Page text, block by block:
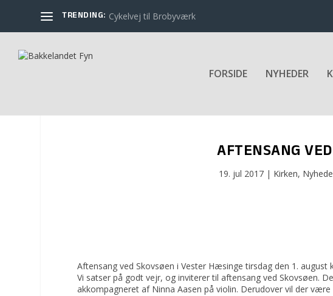
TRENDING: Cykelvej til Brobyværk
FORSIDE NYHEDER
AFTENSANG
19. jul 2017| Kirken,
Aftensang ved Skovsøen i Vester Hæsinge tirsdag den 1. august
Vi satser på godt vejr, og inviterer til aftensang ved Skovsøen.
akkompagneret af Ninna Aasen på violin. Derudover vil der